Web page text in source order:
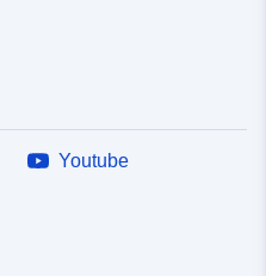
Youtube